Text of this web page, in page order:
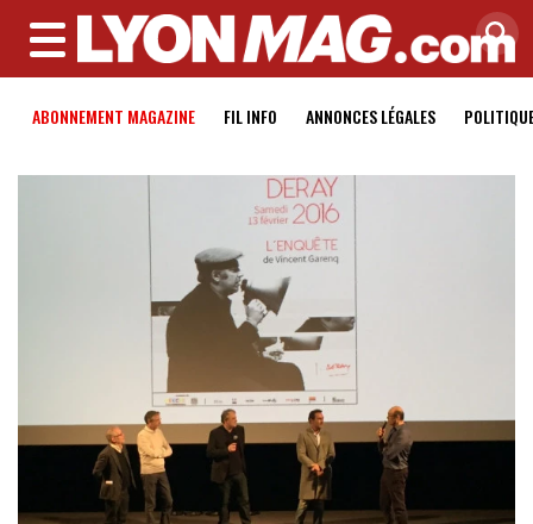
MENU
ABONNEMENT MAGAZINE FIL INFO ANNONCES LÉGALES